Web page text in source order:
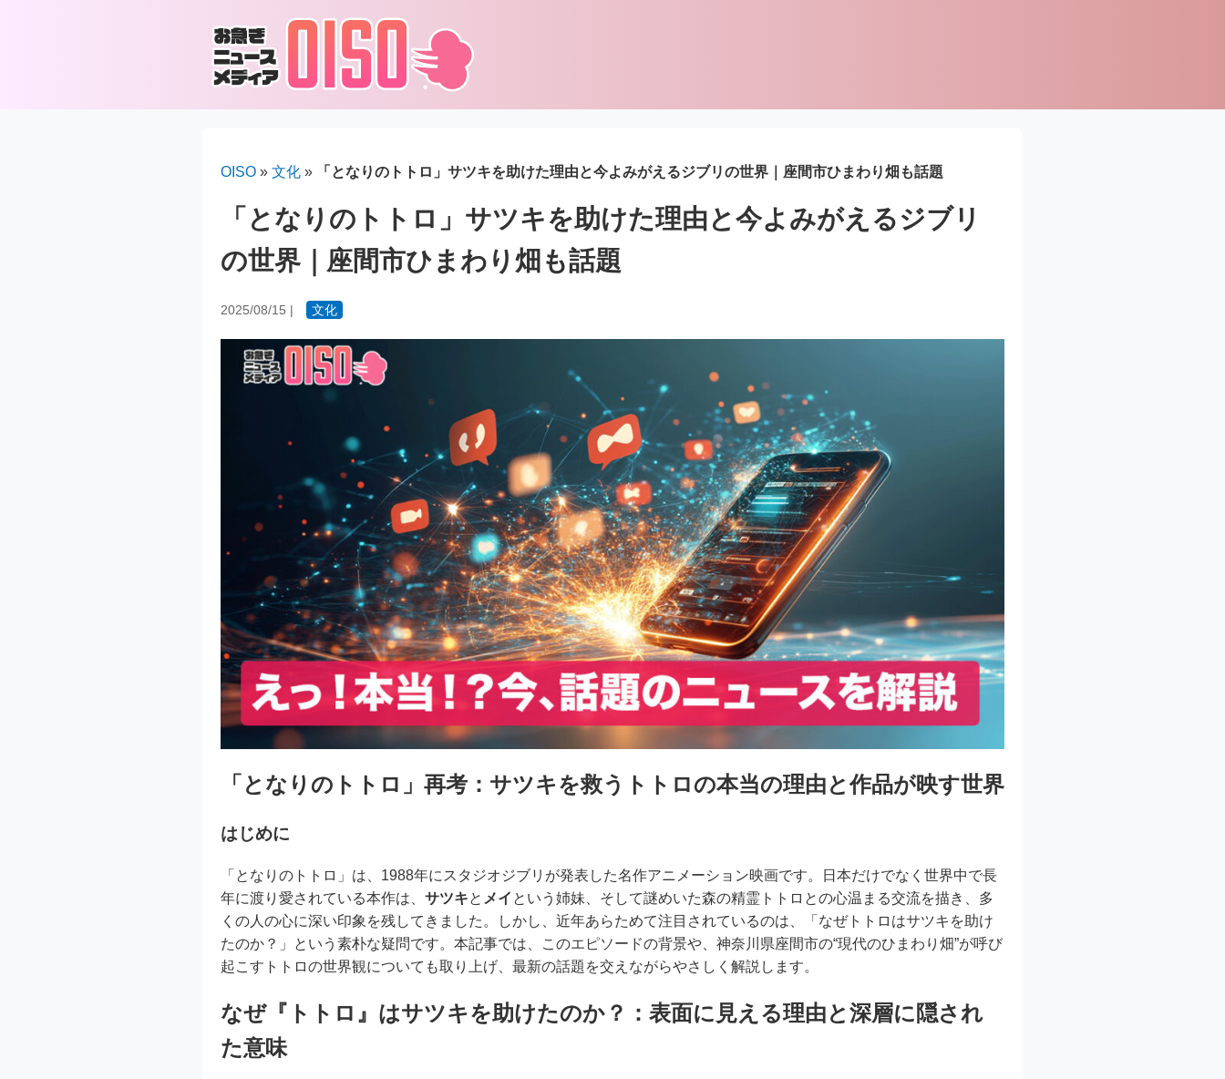
OISO » 文化 » 「となりのトトロ」サツキを助けた理由と今よみがえるジブリの世界｜座間市ひまわり畑も話題
「となりのトトロ」サツキを助けた理由と今よみがえるジブリ
の世界｜座間市ひまわり畑も話題
2025/08/15 | 文化
「となりのトトロ」再考：サツキを救うトトロの本当の理由と作品が映す世界
はじめに
「となりのトトロ」は、1988年にスタジオジブリが発表した名作アニメーション映画です。日本だけでなく世界中で長
年に渡り愛されている本作は、 サツキと メイ という姉妹、そして謎めいた森の精霊トトロとの心温まる交流を描き、多
くの人の心に深い印象を残してきました。しかし、近年あらためて注目されているのは、「なぜトトロはサツキを助け
たのか？」という素朴な疑問です。本記事では、このエピソードの背景や、神奈川県座間市の“現代のひまわり畑”が呼び
起こすトトロの世界観についても取り上げ、最新の話題を交えながらやさしく解説します。
なぜ『トトロ』はサツキを助けたのか？：表面に見える理由と深層に隠され
た意味